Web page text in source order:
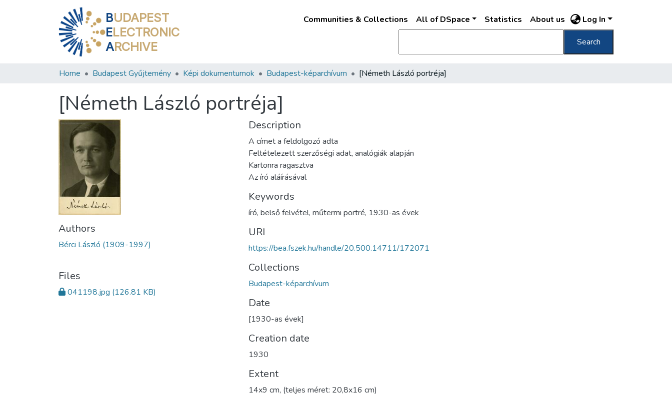
BUDAPEST
ELECTRONIC
ARCHIVE
Communities & Collections All of DSpace Statistics About us Log In
Search
Home Budapest Gyűjtemény Képi dokumentumok Budapest-képarchívum [Németh László portréja]
[Németh László portréja]
Authors
Bérci László (1909-1997)
Files
041198.jpg (126.81 KB)
Description
A címet a feldolgozó adta
Feltételezett szerzőségi adat, analógiák alapján
Kartonra ragasztva
Az író aláírásával
Keywords
író, belső felvétel, műtermi portré, 1930-as évek
URI
https://bea.fszek.hu/handle/20.500.14711/172071
Collections
Budapest-képarchívum
Date
[1930-as évek]
Creation date
1930
Extent
14x9 cm, (teljes méret: 20,8x16 cm)